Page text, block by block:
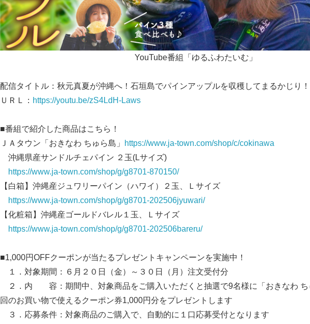
YouTube番組「ゆるふわたいむ」
配信タイトル：秋元真夏が沖縄へ！石垣島でパインアップルを収穫してまるかじり
ＵＲＬ： https://youtu.be/zS4LdH-Laws
■番組で紹介した商品はこちら！
ＪＡタウン「おきなわ ちゅら島」
https://www.ja-town.com/shop/c/cokinawa
沖縄県産サンドルチェパイン ２玉(Lサイズ)
https://www.ja-town.com/shop/g/g8701-870150/
【白箱】沖縄産ジュワリーパイン（ハワイ）２玉、Ｌサイズ
https://www.ja-town.com/shop/g/g8701-202506jyuwari/
【化粧箱】沖縄産ゴールドバレル１玉、Ｌサイズ
https://www.ja-town.com/shop/g/g8701-202506bareru/
■1,000円OFFクーポンが当たるプレゼントキャンペーンを実施中！
１．対象期間：６月２０日（金）～３０日（月）注文受付分
２．内 容：期間中、対象商品をご購入いただくと抽選で9名様に「おきなわ ち
回のお買い物で使えるクーポン券1,000円分をプレゼントします
３．応募条件：対象商品のご購入で、自動的に１口応募受付となります